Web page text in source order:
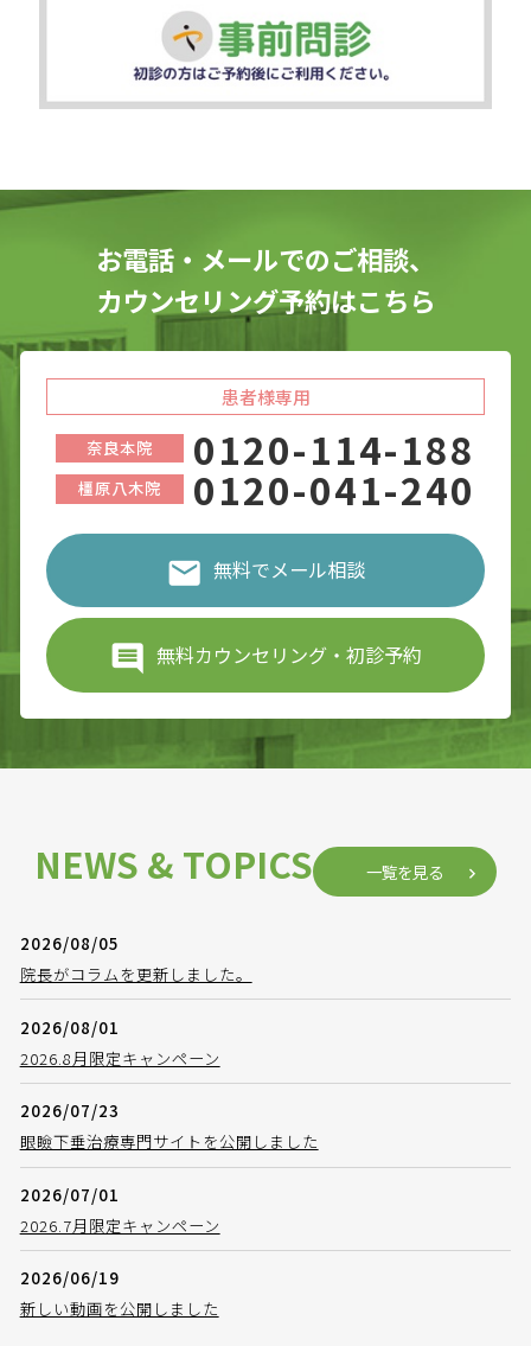
お電話・メールでのご相談、
カウンセリング予約はこちら
患者様専用
奈良本院 0120-114-188
橿原八木院 0120-041-240
無料でメール相談
無料カウンセリング・初診予約
NEWS & TOPICS 一覧を見る
2026/08/05
院長がコラムを更新しました。
2026/08/01
2026.8月限定キャンペーン
2026/07/23
眼瞼下垂治療専門サイトを公開しました
2026/07/01
2026.7月限定キャンペーン
2026/06/19
新しい動画を公開しました